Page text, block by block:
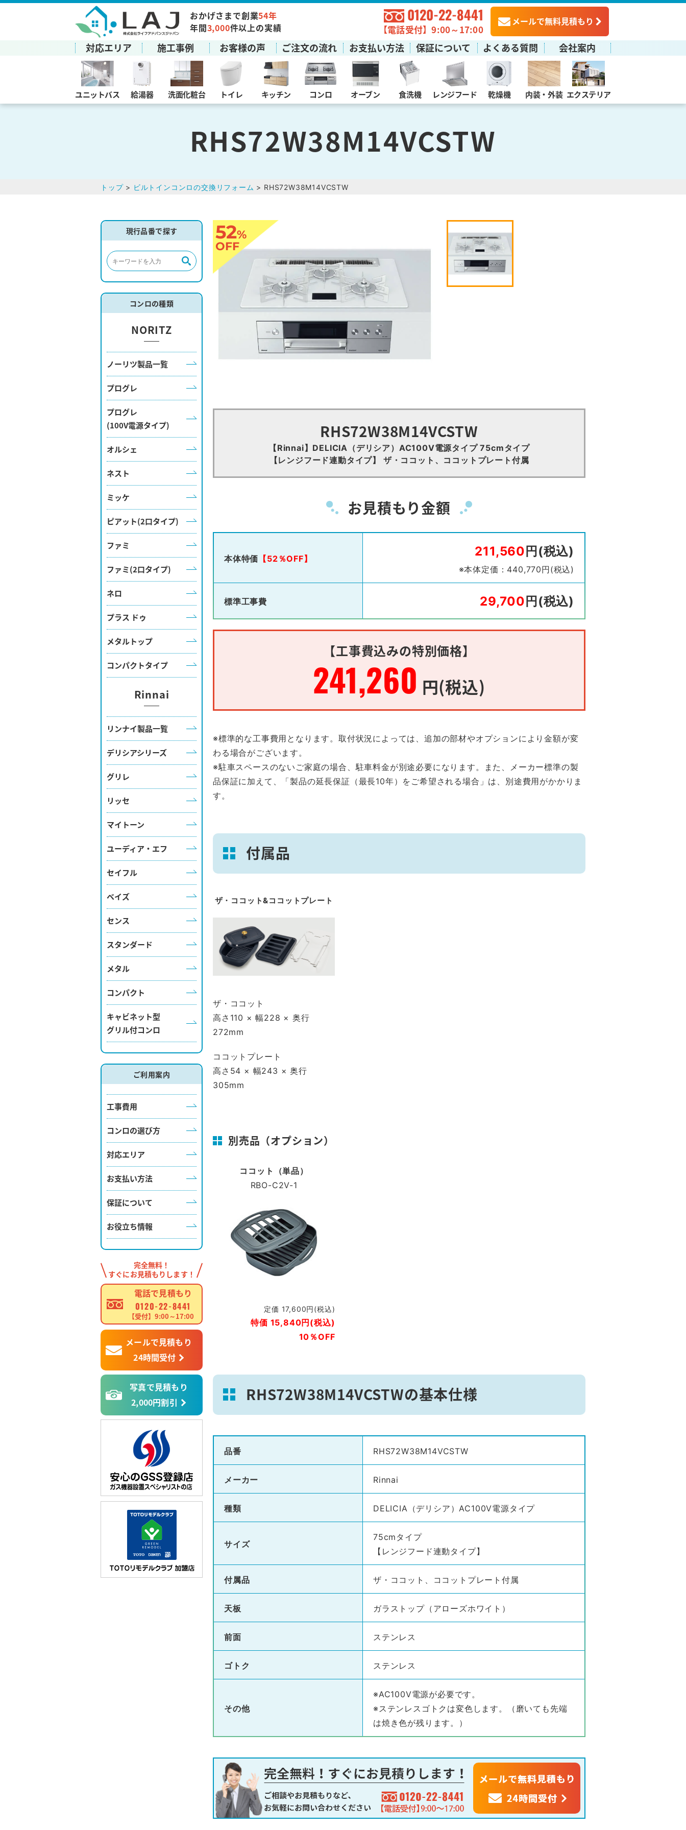
おかげさまで創業54年
年間3,000件以上の実績
0120-22-8441
【電話受付】9:00～17:00
メールで無料見積もり
対応エリア 施工事例 お客様の声 ご注文の流れ お支払い方法 保証について よくある質問 会社案内
ユニットバス 給湯器 洗面化粧台 トイレ キッチン コンロ オーブン 食洗機 レンジフード 乾燥機 内装・外装 エクステリア
RHS72W38M14VCSTW
トップ> ビルトインコンロの交換リフォーム > RHS72W38M14VCSTW
現行品番で探す
コンロの種類
NORITZ
ノーリツ製品一覧
プログレ
プログレ
(100V電源タイプ)
オルシェ
ネスト
ミッケ
ピアット(2口タイプ)
ファミ
ファミ(2口タイプ)
ネロ
プラス ドゥ
メタルトップ
コンパクトタイプ
Rinnai
リンナイ製品一覧
デリシアシリーズ
グリレ
リッセ
マイトーン
ユーディア・エフ
セイフル
ベイズ
センス
スタンダード
メタル
コンパクト
キャビネット型
グリル付コンロ
ご利用案内
工事費用
コンロの選び方
対応エリア
お支払い方法
保証について
お役立ち情報
完全無料！
すぐにお見積もりします！
電話で見積もり
0120-22-8441
【受付】9:00～17:00
メールで見積もり
24時間受付
写真で見積もり
2,000円割引
52%
OFF
RHS72W38M14VCSTW
【Rinnai】DELICIA（デリシア）AC100V電源タイプ 75cmタイプ
【レンジフード連動タイプ】 ザ・ココット、ココットプレート付属
お見積もり金額
本体特価 【52％OFF】 211,560円(税込)
※本体定価：440,770円(税込)
標準工事費 29,700円(税込)
【工事費込みの特別価格】
241,260 円(税込)
※標準的な工事費用となります。取付状況によっては、追加の部材やオプションにより金額が変
わる場合がございます。
※駐車スペースのないご家庭の場合、駐車料金が別途必要になります。また、メーカー標準の製
品保証に加えて、「製品の延長保証（最長10年）をご希望される場合」は、別途費用がかかりま
す。
付属品
ザ・ココット&ココットプレート
ザ・ココット
高さ110 × 幅228 × 奥行
272mm
ココットプレート
高さ54 × 幅243 × 奥行
305mm
別売品（オプション）
ココット（単品）
RBO-C2V-1
定価 17,600円(税込)
特価 15,840円(税込)
10％OFF
RHS72W38M14VCSTWの基本仕様
品番 RHS72W38M14VCSTW
メーカー Rinnai
種類 DELICIA（デリシア）AC100V電源タイプ
サイズ
75cmタイプ
【レンジフード連動タイプ】
付属品 ザ・ココット、ココットプレート付属
天板 ガラストップ（アローズホワイト）
前面 ステンレス
ゴトク ステンレス
その他
※AC100V電源が必要です。
※ステンレスゴトクは変色します。（磨いても先端
は焼き色が残ります。）